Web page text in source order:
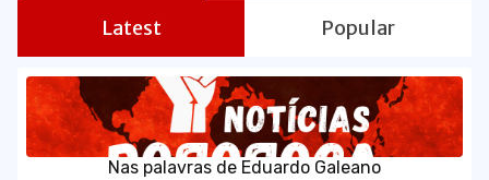
Latest Popular
Nas palavras de Eduardo Galeano